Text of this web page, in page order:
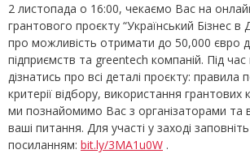
2 листопада о 16:00, чекаємо Вас на
грантового проєкту “Український Бізнес в
про можливість отримати до 50,000 євро
підприємств та greentech компаній. Під
дізнатись про всі деталі проєкту: правила
критерії відбору, використання грантових
ми познайомимо Вас з організаторами та
ваші питання. Для участі у заході
посиланням: bit.ly/3MA1u0W .